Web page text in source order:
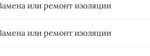
или ремонт изоляции
или ремонт изоляции